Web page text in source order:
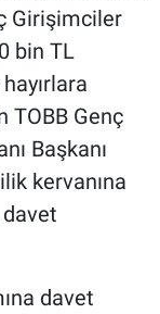
Girişimciler
bin TL
TOBB Genç
Başkanı
kervanına
davet